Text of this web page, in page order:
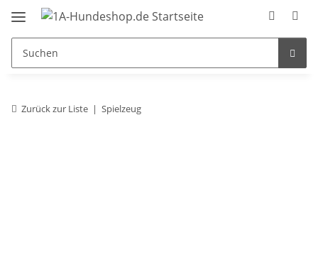
Zurück zur Liste Spielzeug